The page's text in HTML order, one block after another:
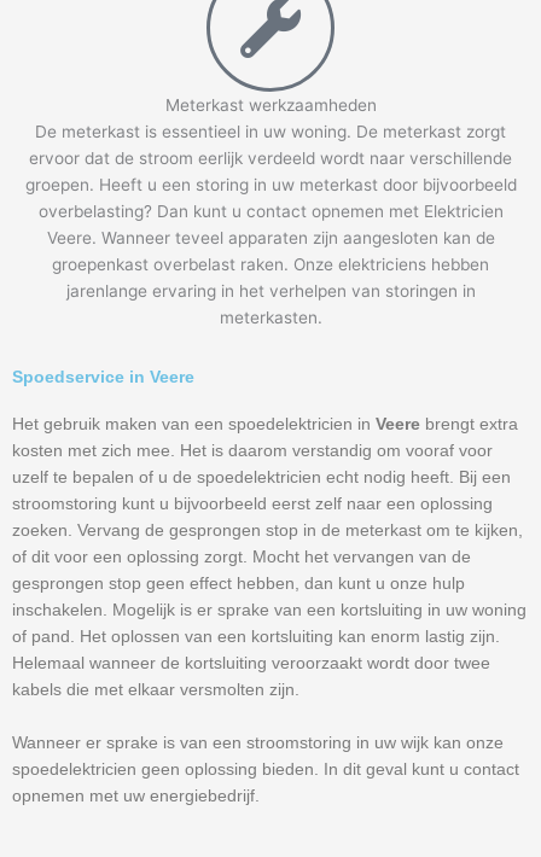
Meterkast werkzaamheden
De meterkast is essentieel in uw woning. De meterkast zorgt
ervoor dat de stroom eerlijk verdeeld wordt naar verschillende
groepen. Heeft u een storing in uw meterkast door bijvoorbeeld
overbelasting? Dan kunt u contact opnemen met Elektricien
Veere. Wanneer teveel apparaten zijn aangesloten kan de
groepenkast overbelast raken. Onze elektriciens hebben
jarenlange ervaring in het verhelpen van storingen in
meterkasten.
Spoedservice in Veere
Het gebruik maken van een spoedelektricien in Veere brengt extra
kosten met zich mee. Het is daarom verstandig om vooraf voor
uzelf te bepalen of u de spoedelektricien echt nodig heeft. Bij een
stroomstoring kunt u bijvoorbeeld eerst zelf naar een oplossing
zoeken. Vervang de gesprongen stop in de meterkast om te kijken,
of dit voor een oplossing zorgt. Mocht het vervangen van de
gesprongen stop geen effect hebben, dan kunt u onze hulp
inschakelen. Mogelijk is er sprake van een kortsluiting in uw woning
of pand. Het oplossen van een kortsluiting kan enorm lastig zijn.
Helemaal wanneer de kortsluiting veroorzaakt wordt door twee
kabels die met elkaar versmolten zijn.
Wanneer er sprake is van een stroomstoring in uw wijk kan onze
spoedelektricien geen oplossing bieden. In dit geval kunt u contact
opnemen met uw energiebedrijf.